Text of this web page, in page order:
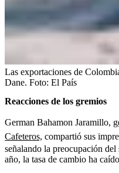
Las exportaciones de
Dane. Foto: El País
Reacciones de los gremios
German Bahamon Jaramillo,
Cafeteros, compartió sus
señalando la preocupación
año, la tasa de cambio ha